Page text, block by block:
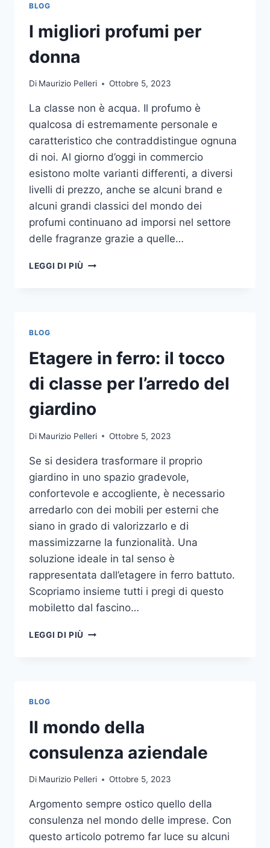
VIDEO
BLOG
I migliori profumi per
donna
Di Maurizio Pelleri Ottobre 5, 2023
La classe non è acqua. Il profumo è
qualcosa di estremamente personale e
caratteristico che contraddistingue ognuna
di noi. Al giorno d’oggi in commercio
esistono molte varianti differenti, a diversi
livelli di prezzo, anche se alcuni brand e
alcuni grandi classici del mondo dei
profumi continuano ad imporsi nel settore
delle fragranze grazie a quelle…
LEGGI DI PIÙ
BLOG
Etagere in ferro: il tocco
di classe per l’arredo del
giardino
Di Maurizio Pelleri Ottobre 5, 2023
Se si desidera trasformare il proprio
giardino in uno spazio gradevole,
confortevole e accogliente, è necessario
arredarlo con dei mobili per esterni che
siano in grado di valorizzarlo e di
massimizzarne la funzionalità. Una
soluzione ideale in tal senso è
rappresentata dall’etagere in ferro battuto.
Scopriamo insieme tutti i pregi di questo
mobiletto dal fascino…
LEGGI DI PIÙ ETAGERE
PER
L’ARREDO
GIARDINO
BLOG
Il mondo della
consulenza aziendale
Di Maurizio Pelleri Ottobre 5, 2023
Argomento sempre ostico quello della
consulenza nel mondo delle imprese. Con
questo articolo potremo far luce su alcuni